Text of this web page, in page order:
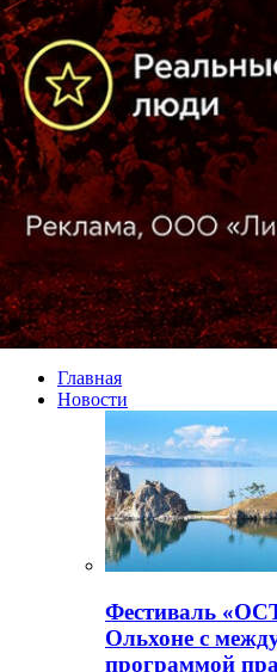
Главная
Новости
Фестиваль
Ольхоне с
программой